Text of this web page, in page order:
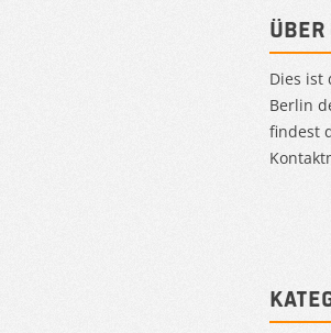
Über
Dies ist
Berlin
findest